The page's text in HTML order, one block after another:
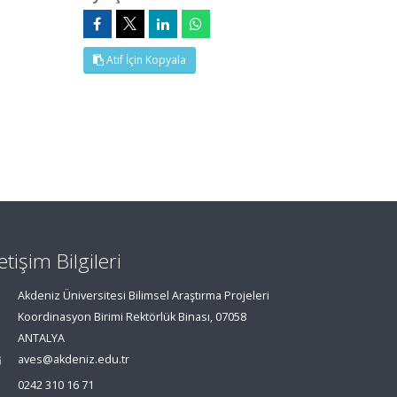
Atıf İçin Kopyala
Bilgileri
Akdeniz Üniversitesi Bilimsel Araştırma Projeleri
Koordinasyon Birimi Rektörlük Binası, 07058
ANTALYA
aves@akdeniz.edu.tr
0242 310 16 71